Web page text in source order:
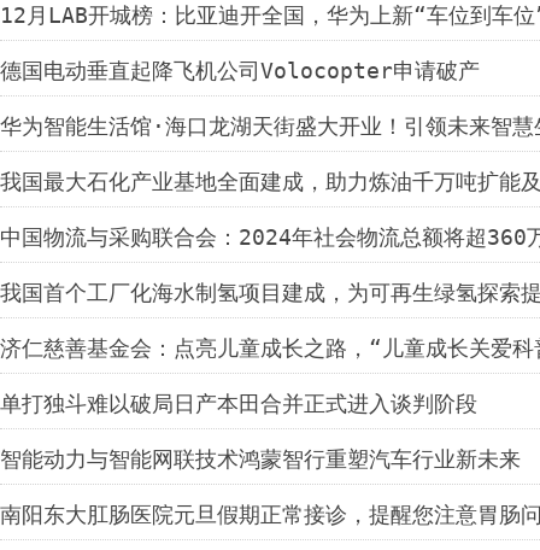
12月LAB开城榜：比亚迪开全国，华为上新“车位到车
德国电动垂直起降飞机公司Volocopter申请破产
华为智能生活馆·海口龙湖天街盛大开业！引领未来智
我国最大石化产业基地全面建成，助力炼油千万吨扩能
中国物流与采购联合会：2024年社会物流总额将超360
我国首个工厂化海水制氢项目建成，为可再生绿氢探索
济仁慈善基金会：点亮儿童成长之路，“儿童成长关爱
单打独斗难以破局日产本田合并正式进入谈判阶段
智能动力与智能网联技术鸿蒙智行重塑汽车行业新未来
南阳东大肛肠医院元旦假期正常接诊，提醒您注意胃肠